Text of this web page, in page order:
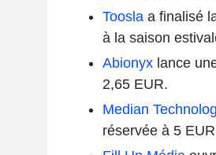
Tooslaa finalisé
à la saison
Abionyxlance
2,65 EUR.
Median
réservée à 5